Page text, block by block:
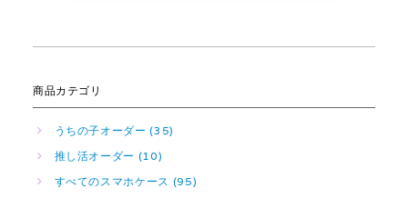
商品カテゴリ
うちの子オーダー (35)
推し活オーダー (10)
すべてのスマホケース (95)